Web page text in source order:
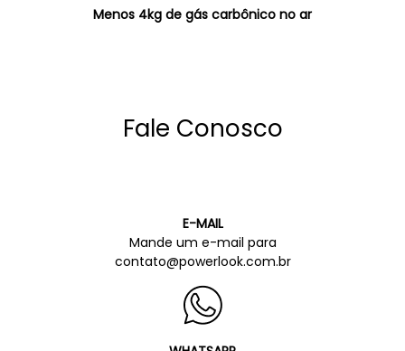
Menos 4kg de gás carbônico no ar
Fale Conosco
E-MAIL
Mande um e-mail para
contato@powerlook.com.br